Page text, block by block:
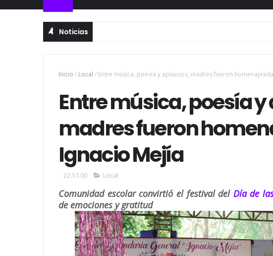
Noticias
Inicio / Local / Entre música, poesía y aplausos, madres fueron
Entre música, poesía
madres fueron
Ignacio Mejía
22:51:00 Local
Comunidad escolar convirtió el festival del Día de
de emociones y gratitud